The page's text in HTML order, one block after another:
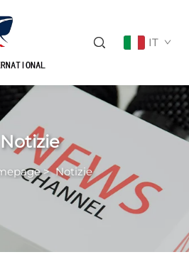
IT
Notizie
>Notizie